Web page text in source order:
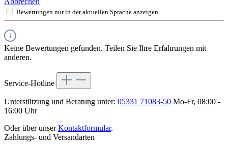
Bewertungen nur in der aktuellen Sprache anzeigen.
Keine Bewertungen gefunden. Teilen Sie Ihre Erfahrungen mit
anderen.
Service-Hotline
Unterstützung und Beratung unter: 05331 71083-50 Mo-Fr, 08:00 -
16:00 Uhr
Oder über unserKontaktformular.
Zahlungs- und Versandarten